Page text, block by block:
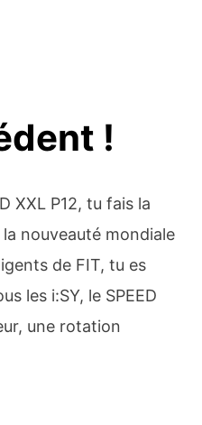
!
XXL P12, tu fais la
nouveauté mondiale
de FIT, tu es
les i:SY, le SPEED
une rotation